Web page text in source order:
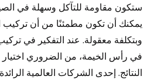
ستكون مقاومة للتآكل وسهلة في
يمكنك أن تكون مطمئنًا من أن تركيب
وبتكلفة معقولة. عند التفكير في
في رأس الخيمة، من الضروري
النتائج. إحدى الشركات العالمية